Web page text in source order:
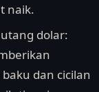
naik.
dolar:
dan cicilan